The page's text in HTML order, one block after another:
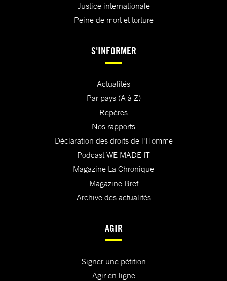
Justice internationale
Peine de mort et torture
S'INFORMER
Actualités
Par pays (A à Z)
Repères
Nos rapports
Déclaration des droits de l'Homme
Podcast WE MADE IT
Magazine La Chronique
Magazine Bref
Archive des actualités
AGIR
Signer une pétition
Agir en ligne